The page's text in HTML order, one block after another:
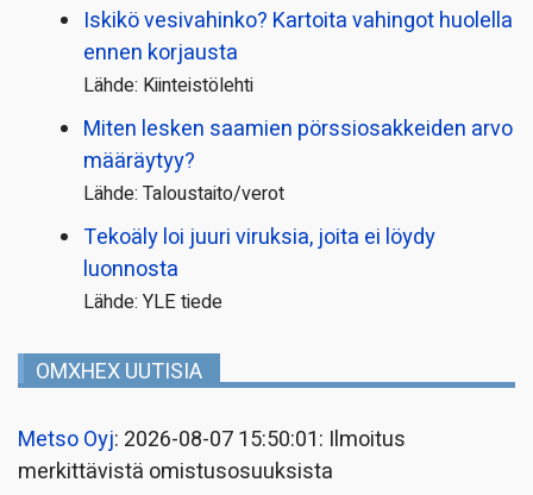
Iskikö vesivahinko? Kartoita vahingot huolella
ennen korjausta
Lähde: Kiinteistölehti
Miten lesken saamien pörssi­osakkeiden arvo
määräytyy?
Lähde: Taloustaito/verot
Tekoäly loi juuri viruksia, joita ei löydy
luonnosta
Lähde: YLE tiede
OMXHEX UUTISIA
Metso Oyj: 2026-08-07 15:50:01: Ilmoitus
merkittävistä omistusosuuksista